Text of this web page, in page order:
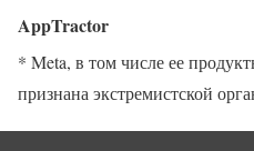
AppTractor
* Meta, в том числе ее
признана экстремистской